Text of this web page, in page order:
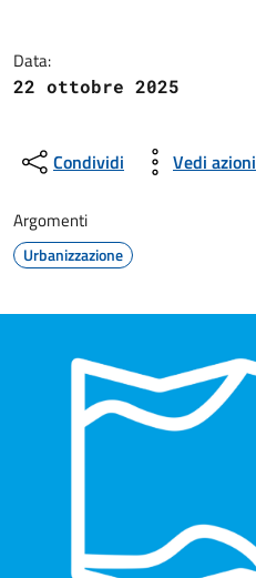
Data:
22 ottobre 2025
Condividi Vedi azioni
Argomenti
Urbanizzazione